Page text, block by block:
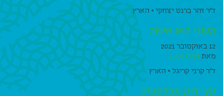
ד"ר זהר ברנט יצחקי ◦ הארץ
העוני הוא אישה
12 באוקטובר 2021
מאת Luce Orya
ד״ר קרני קריגל ◦ הארץ
עץ ירוק מפלסטיק